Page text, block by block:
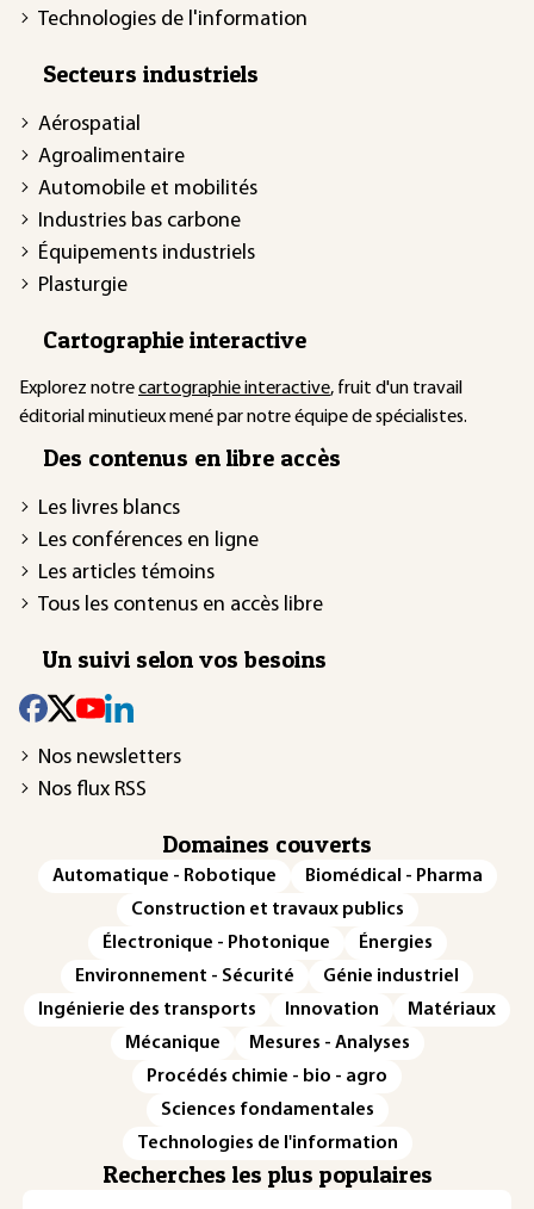
Technologies de l'information
Secteurs industriels
Aérospatial
Agroalimentaire
Automobile et mobilités
Industries bas carbone
Équipements industriels
Plasturgie
Cartographie interactive
Explorez notrecartographie interactive, fruit d'un travail
éditorial minutieux mené par notre équipe de spécialistes.
Des contenus en libre accès
Les livres blancs
Les conférences en ligne
Les articles témoins
Tous les contenus en accès libre
Un suivi selon vos besoins
Nos newsletters
Nos flux RSS
Domaines couverts
Automatique - Robotique
Biomédical - Pharma
Construction et travaux publics
Électronique - Photonique
Énergies
Environnement - Sécurité
Génie industriel
Ingénierie des transports
Innovation
Matériaux
Mécanique
Mesures - Analyses
Procédés chimie - bio - agro
Sciences fondamentales
Technologies de l'information
Recherches les plus populaires